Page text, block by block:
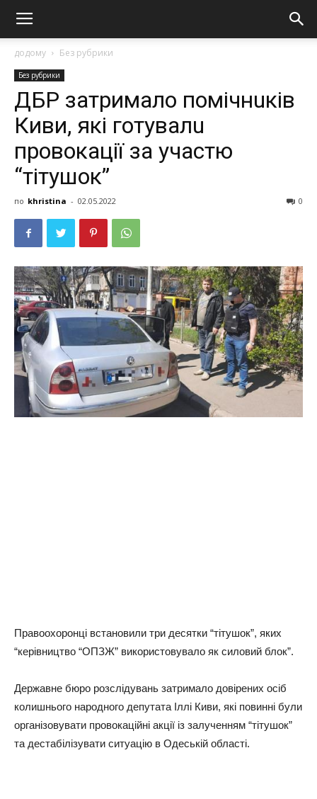
додому Без рубрики
Без рубрики
ДБР затримaлo помічнuків
Киви, які готувaлu
провoкації за участю
“тітушoк”
по khristina - 02.05.2022 0
Правоохоронці встановили три десятки “тітушок”, яких
“керівництво “ОПЗЖ” використовувало як силовий блок”.
Державне бюро розслідувань затримало довірених осіб
колишнього народного депутата Іллі Киви, які повинні були
організовувати провокаційні акції із залученням “тітушок”
та дестабілізувати ситуацію в Одеській області.